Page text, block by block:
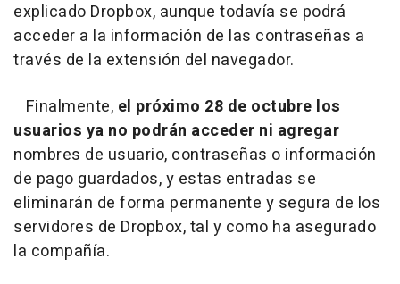
explicado Dropbox, aunque todavía se podrá
acceder a la información de las contraseñas a
través de la extensión del navegador.
Finalmente, el próximo 28 de octubre los
usuarios ya no podrán acceder ni agregar
nombres de usuario, contraseñas o información
de pago guardados, y estas entradas se
eliminarán de forma permanente y segura de los
servidores de Dropbox, tal y como ha asegurado
la compañía.